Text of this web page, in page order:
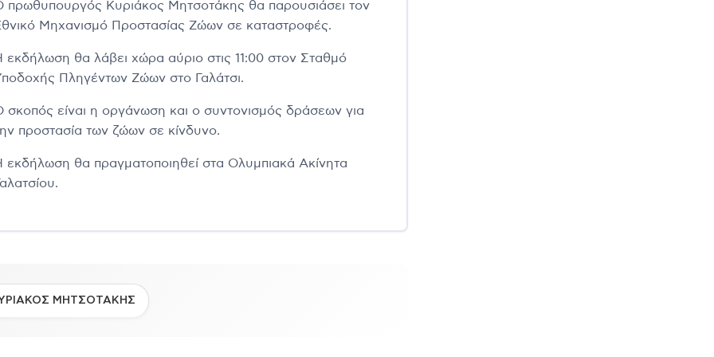
πρωθυπουργός Κυριάκος Μητσοτάκης θα παρουσιάσει τον
Μηχανισμό Προστασίας Ζώων σε καταστροφές.
εκδήλωση θα λάβει χώρα αύριο στις 11:00 στον Σταθμό
Πληγέντων Ζώων στο Γαλάτσι.
σκοπός είναι η οργάνωση και ο συντονισμός δράσεων για
προστασία των ζώων σε κίνδυνο.
εκδήλωση θα πραγματοποιηθεί στα Ολυμπιακά Ακίνητα
ΜΗΤΣΟΤΑΚΗΣ